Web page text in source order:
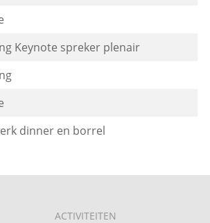
Keynote spreker plenair
dinner en borrel
ACTIVITEITEN